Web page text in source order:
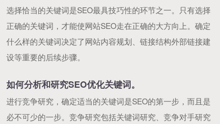
选择恰当的关键词是SEO最具技巧性的环节之一。只有选择
正确的关键词，才能使网站SEO走在正确的大方向上。确定
什么样的关键词决定了网站内容规划、链接结构外部链接建
设等重要的后续步骤。
如何分析和研究SEO优化关键词。
进行竞争研究，确定适当的关键词是SEO的第一步，而且是
必不可少的一步。竞争研究包括关键词研究、竞争对手研究